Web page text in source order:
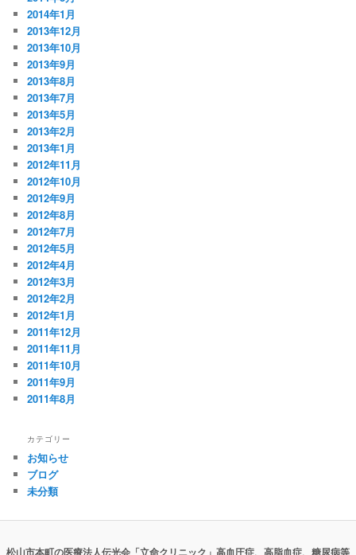
2014年1月
2013年12月
2013年10月
2013年9月
2013年8月
2013年7月
2013年5月
2013年2月
2013年1月
2012年11月
2012年10月
2012年9月
2012年8月
2012年7月
2012年5月
2012年4月
2012年3月
2012年2月
2012年1月
2011年12月
2011年11月
2011年10月
2011年9月
2011年8月
カテゴリー
お知らせ
ブログ
未分類